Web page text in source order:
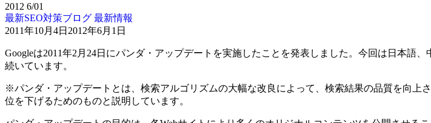
2012 6/01
最新SEO対策ブログ 最新情報
2011年10月4日 2012年6月1日
Googleは2011年2月24日にパンダ・アップデートを実施したことを発表しました。今回は日本語
続いています。
※パンダ・アップデートとは、検索アルゴリズムの大幅な改良によって、検索結果の品質を向上
位を下げるためのものと説明しています。